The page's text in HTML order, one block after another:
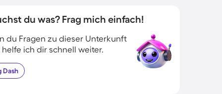
du was? Frag mich einfach!
du Fragen zu dieser Unterkunft
helfe ich dir schnell weiter.
Dash